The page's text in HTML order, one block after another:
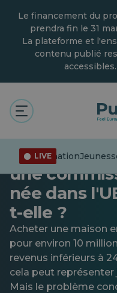
content
Le financement du
prendra fin le 31
La plateforme et
contenu publié
accessibles.
LIVE
Désinformation
Général
Pour
Italie, il faut
une
née dans
t-elle ?
Acheter une maison
pour environ 10
revenus inférieurs à
cela peut représenter
Mais le problème